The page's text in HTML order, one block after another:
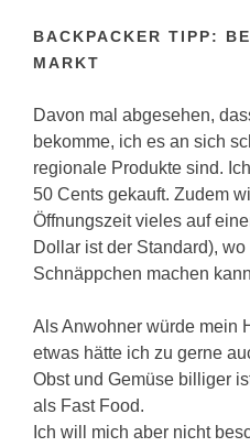
BACKPACKER TIPP:
MARKT
Davon mal abgesehen,
bekomme, ich es an sich
regionale Produkte sind.
50 Cents gekauft. Zudem
Öffnungszeit vieles auf
Dollar ist der Standard),
Schnäppchen machen
Als Anwohner würde mein
etwas hätte ich zu gerne
Obst und Gemüse billiger
als Fast Food.
Ich will mich aber nicht